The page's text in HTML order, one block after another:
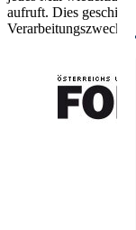
aufruft. Dies
Verarbeitungszwecke.
FONDS